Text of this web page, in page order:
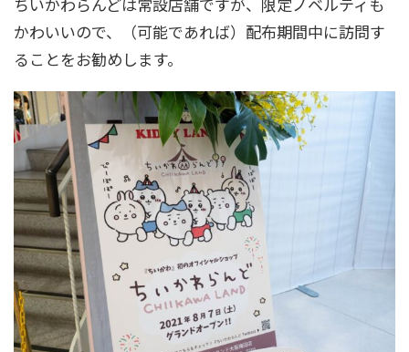
かわいいので、（可能であれば）配布期間中に訪問す
ることをお勧めします。